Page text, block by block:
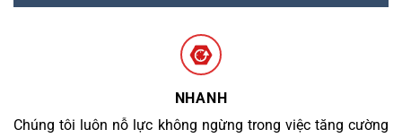
NHANH
Chúng tôi luôn nỗ lực không ngừng trong việc tăng cường